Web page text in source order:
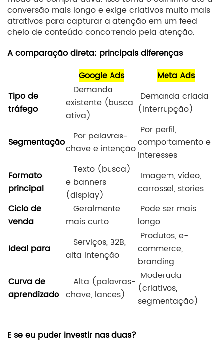
conversão mais longo e exige criativos muito mais
atrativos para capturar a atenção em um feed
cheio de conteúdo concorrendo pela atenção.
A comparação direta: principais diferenças
Google Ads
Meta Ads
Tipo de
tráfego
Demanda
existente (busca
ativa)
Demanda criada
(interrupção)
Segmentação Por palavras-
chave e intenção
Por perfil,
comportamento e
interesses
Formato
principal
Texto (busca)
e banners
(display)
Imagem, vídeo,
carrossel, stories
Ciclo de
venda
Geralmente
mais curto
Pode ser mais
longo
Ideal para
Serviços, B2B,
alta intenção
Produtos, e-
commerce,
branding
Curva de
aprendizado
Alta (palavras-
chave, lances)
Moderada
(criativos,
segmentação)
E se eu puder investir nas duas?